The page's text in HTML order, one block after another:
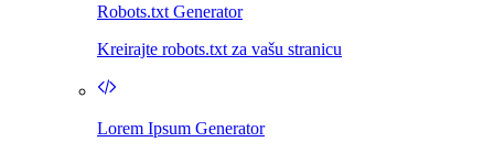
Robots.txt Generator
Kreirajte robots.txt za vašu stranicu
Lorem Ipsum Generator